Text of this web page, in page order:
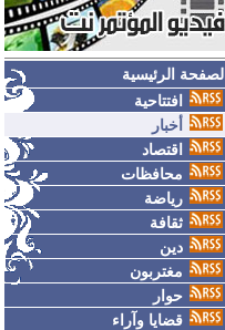
الصفحة الرئيسية
افتتاحية
أخبار
اقتصاد
محافظات
رياضة
ثقافة
دين
مغتربون
حوار
قضايا وآراء